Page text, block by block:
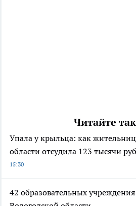
Читайте
Упала у крыльца: как
области отсудила 123 тысячи
15:30
42 образовательных